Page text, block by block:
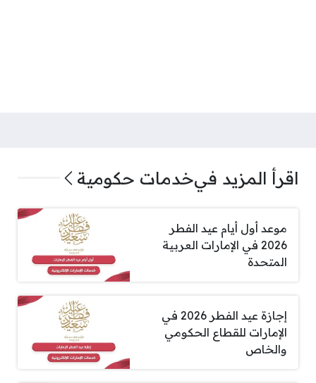
اقرأ المزيد فيخدمات حكومية
موعد أول أيام عيد الفطر
2026 في الإمارات العربية
المتحدة
إجازة عيد الفطر 2026 في
الإمارات للقطاع الحكومي
والخاص